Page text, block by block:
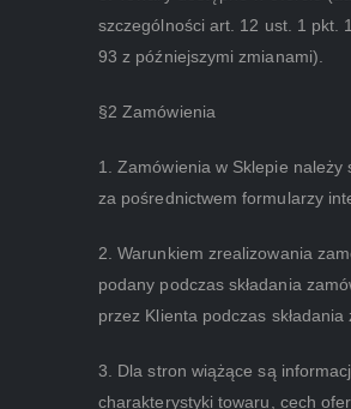
szczególności art. 12 ust. 1 pkt.
93 z późniejszymi zmianami).
§2 Zamówienia
1. Zamówienia w Sklepie należy
za pośrednictwem formularzy
2. Warunkiem zrealizowania
podany podczas składania
przez Klienta podczas
3. Dla stron wiążące są
charakterystyki towaru, cech